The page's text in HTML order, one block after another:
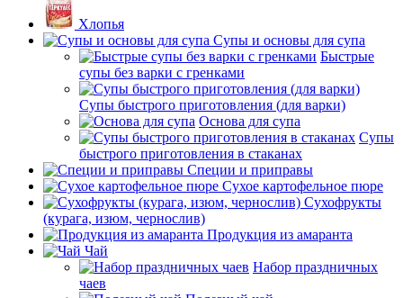
Хлопья
Супы и основы для супа
Быстрые
супы без варки с гренками
Супы быстрого приготовления (для варки)
Основа для супа
Супы
быстрого приготовления в стаканах
Специи и приправы
Сухое картофельное пюре
Сухофрукты
(курага, изюм, чернослив)
Продукция из амаранта
Чай
Набор праздничных
чаев